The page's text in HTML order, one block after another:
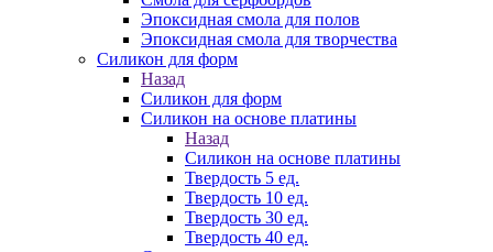
Эпоксидная смола для полов
Эпоксидная смола для творчества
Силикон для форм
Назад
Силикон для форм
Силикон на основе платины
Назад
Силикон на основе платины
Твердость 5 ед.
Твердость 10 ед.
Твердость 30 ед.
Твердость 40 ед.